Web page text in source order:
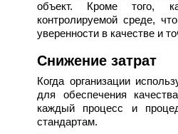
объект. Кроме того,
контролируемой среде,
уверенности в качестве и
Снижение затрат
Когда организации
для обеспечения
каждый процесс и
стандартам.